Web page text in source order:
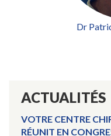
Dr
ACTUALITÉS
VOTRE CENTRE
RÉUNIT EN